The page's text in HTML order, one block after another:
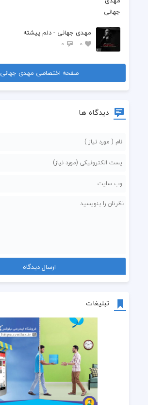
تبلیغات
مهدی جهانی - دلم پیشته
0
0
صفحه اختصاصی مهدی جهانی
دیدگاه ها